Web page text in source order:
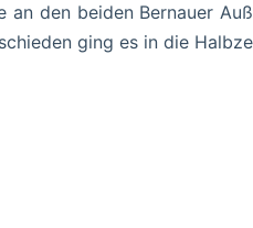
an den beiden Bernauer
ging es in die